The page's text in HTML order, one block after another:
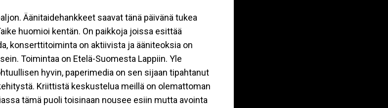
Äänitaidehankkeet saavat tänä päivänä ​tukea
huomioi kentän. On paikkoja joissa esittää
konserttitoiminta on aktiivista ja ääniteoksia on
Toimintaa on Etelä-Suomesta Lappiin. Yle
hyvin, paperimedia on sen sijaan tipahtanut
Kriittistä keskustelua meillä on olemattoman
tämä puoli toisinaan nousee esiin mutta avointa